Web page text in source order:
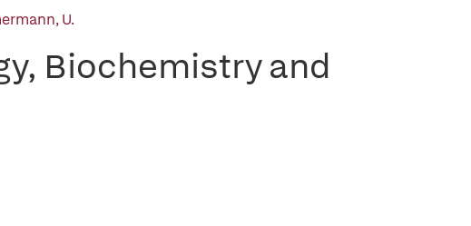
U.
Biochemistry and